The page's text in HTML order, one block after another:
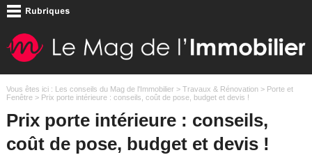
Vous êtes ici : Les conseils du Mag de l'Immobilier> Travaux & Rénovation> Porte et
Fenêtre> Prix porte intérieure : conseils, coût de pose, budget et devis !
Prix porte intérieure : conseils,
coût de pose, budget et devis !